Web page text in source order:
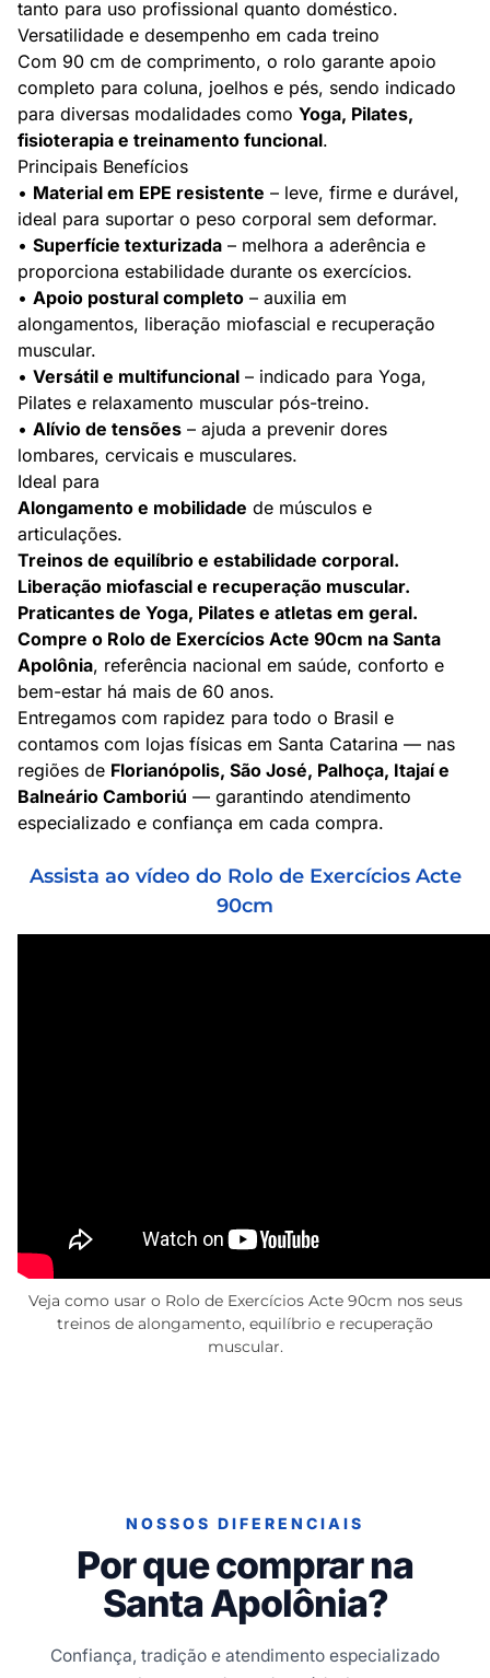
tanto para uso profissional quanto doméstico.
Versatilidade e desempenho em cada treino
Com 90 cm de comprimento, o rolo garante apoio
completo para coluna, joelhos e pés, sendo indicado
para diversas modalidades como Yoga, Pilates,
fisioterapia e treinamento funcional.
Principais Benefícios
• Material em EPE resistente – leve, firme e durável,
ideal para suportar o peso corporal sem deformar.
• Superfície texturizada – melhora a aderência e
proporciona estabilidade durante os exercícios.
• Apoio postural completo – auxilia em
alongamentos, liberação miofascial e recuperação
muscular.
• Versátil e multifuncional – indicado para Yoga,
Pilates e relaxamento muscular pós-treino.
• Alívio de tensões – ajuda a prevenir dores
lombares, cervicais e musculares.
Ideal para
Alongamento e mobilidade de músculos e
articulações.
Treinos de equilíbrio e estabilidade corporal.
Liberação miofascial e recuperação muscular.
Praticantes de Yoga, Pilates e atletas em geral.
Compre o Rolo de Exercícios Acte 90cm na Santa
Apolônia, referência nacional em saúde, conforto e
bem-estar há mais de 60 anos.
Entregamos com rapidez para todo o Brasil e
contamos com lojas físicas em Santa Catarina — nas
regiões de Florianópolis, São José, Palhoça, Itajaí e
Balneário Camboriú — garantindo atendimento
especializado e confiança em cada compra.
Assista ao vídeo do Rolo de Exercícios Acte
90cm
Veja como usar o Rolo de Exercícios Acte 90cm nos seus
treinos de alongamento, equilíbrio e recuperação
muscular.
NOSSOS DIFERENCIAIS
Por que comprar na
Santa Apolônia?
Confiança, tradição e atendimento especializado